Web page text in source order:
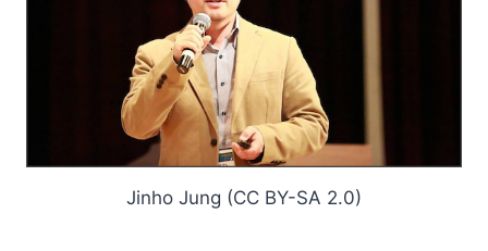
Jinho Jung (CC BY-SA 2.0)